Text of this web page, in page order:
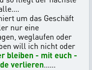
um das Geschäft
nur eine
weglaufen oder
will ich nicht oder
bleiben - mit euch -
verlieren......